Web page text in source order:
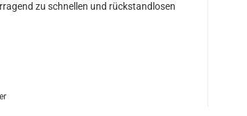
zu schnellen und rückstandlosen